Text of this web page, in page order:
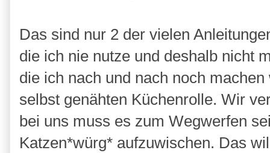
Das sind nur 2 der vielen
die ich nie nutze und deshalb nicht
die ich nach und nach noch
selbst genähten Küchenrolle. Wir
bei uns muss es zum Wegwerfen
Katzen*würg* aufzuwischen. Das